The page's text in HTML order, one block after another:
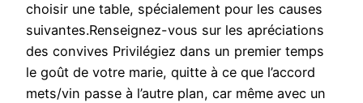
choisir une table, spécialement pour les causes
suivantes.Renseignez-vous sur les apréciations
des convives Privilégiez dans un premier temps
le goût de votre marie, quitte à ce que l’accord
mets/vin passe à l’autre plan, car même avec un